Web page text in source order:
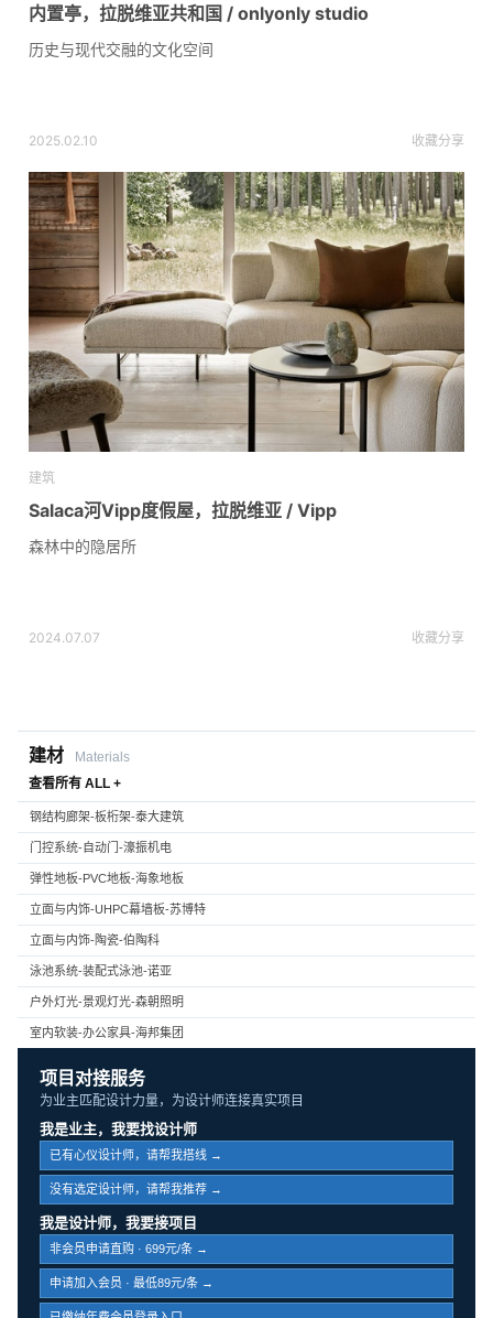
内置亭，拉脱维亚共和国 / onlyonly studio
历史与现代交融的文化空间
2025.02.10 收藏分享
建筑
Salaca河Vipp度假屋，拉脱维亚 / Vipp
森林中的隐居所
2024.07.07 收藏分享
建材
Materials
查看所有 ALL +
钢结构廊架-板桁架-泰大建筑
门控系统-自动门-濠振机电
弹性地板-PVC地板-海象地板
立面与内饰-UHPC幕墙板-苏博特
立面与内饰-陶瓷-伯陶科
泳池系统-装配式泳池-诺亚
户外灯光-景观灯光-森朝照明
室内软装-办公家具-海邦集团
项目对接服务
为业主匹配设计力量，为设计师连接真实项目
我是业主，我要找设计师
已有心仪设计师，请帮我搭线 →
没有选定设计师，请帮我推荐 →
我是设计师，我要接项目
非会员申请直购 · 699元/条 →
申请加入会员 · 最低89元/条 →